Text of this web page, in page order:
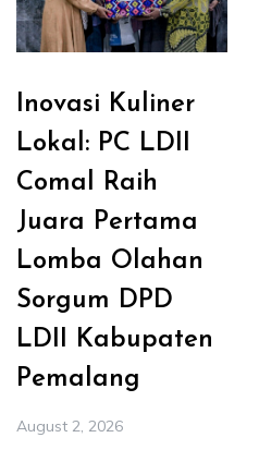
Inovasi Kuliner
Lokal: PC LDII
Comal Raih
Juara Pertama
Lomba Olahan
Sorgum DPD
LDII Kabupaten
Pemalang
August 2, 2026